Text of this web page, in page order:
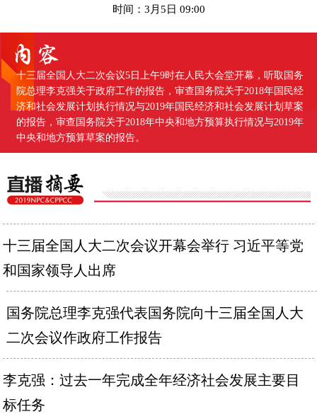
时间：3月5日 09:00
十三届全国人大二次会议5日上午9时在人民大会堂开幕，听取国务
院总理李克强关于政府工作的报告，审查国务院关于2018年国民经
济和社会发展计划执行情况与2019年国民经济和社会发展计划草案
的报告，审查国务院关于2018年中央和地方预算执行情况与2019年
中央和地方预算草案的报告。
十三届全国人大二次会议开幕会举行 习近平等党
和国家领导人出席
国务院总理李克强代表国务院向十三届全国人大
二次会议作政府工作报告
李克强：过去一年完成全年经济社会发展主要目
标任务